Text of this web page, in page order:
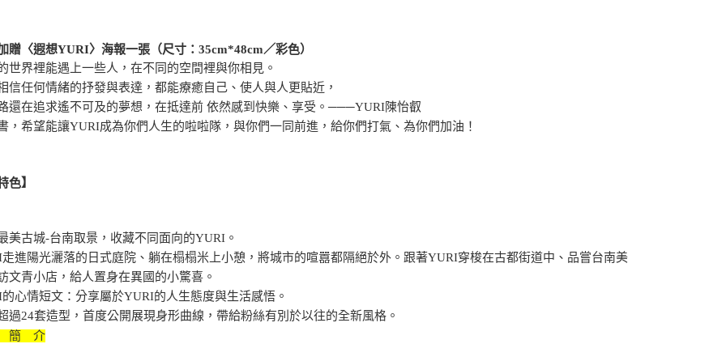
贈〈遐想YURI〉海報一張（尺寸：35cm*48cm／彩色）
世界裡能遇上一些人，在不同的空間裡與你相見。
信任何情緒的抒發與表達，都能療癒自己、使人與人更貼近，
還在追求遙不可及的夢想，在抵達前 依然感到快樂、享受。───YURI陳怡叡
，希望能讓YURI成為你們人生的啦啦隊，與你們一同前進，給你們打氣、為你們加油！
色】
美古城-台南取景，收藏不同面向的YURI。
進陽光灑落的日式庭院、躺在榻榻米上小憩，將城市的喧囂都隔絕於外。跟著YURI穿梭在古都街道中、品嘗台南美
文青小店，給人置身在異國的小驚喜。
心情短文：分享屬於YURI的人生態度與生活感悟。
過24套造型，首度公開展現身形曲線，帶給粉絲有別於以往的全新風格。
簡 介